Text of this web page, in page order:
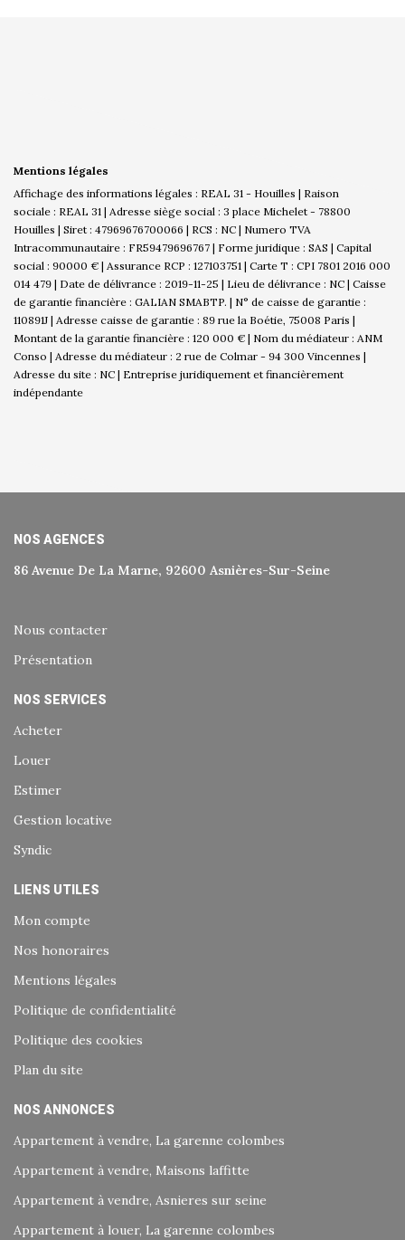
Mentions légales
Affichage des informations légales : REAL 31 - Houilles | Raison
sociale : REAL 31 | Adresse siège social : 3 place Michelet - 78800
Houilles | Siret : 47969676700066 | RCS : NC | Numero TVA
Intracommunautaire : FR59479696767 | Forme juridique : SAS | Capital
social : 90000 € | Assurance RCP : 127103751 | Carte T : CPI 7801 2016 000
014 479 | Date de délivrance : 2019-11-25 | Lieu de délivrance : NC | Caisse
de garantie financière : GALIAN SMABTP. | N° de caisse de garantie :
110891J | Adresse caisse de garantie : 89 rue la Boétie, 75008 Paris |
Montant de la garantie financière : 120 000 € | Nom du médiateur : ANM
Conso | Adresse du médiateur : 2 rue de Colmar - 94 300 Vincennes |
Adresse du site : NC | Entreprise juridiquement et financièrement
indépendante
NOS AGENCES
86 Avenue De La Marne, 92600 Asnières-Sur-Seine
Nous contacter
Présentation
NOS SERVICES
Acheter
Louer
Estimer
Gestion locative
Syndic
LIENS UTILES
Mon compte
Nos honoraires
Mentions légales
Politique de confidentialité
Politique des cookies
Plan du site
NOS ANNONCES
Appartement à vendre, La garenne colombes
Appartement à vendre, Maisons laffitte
Appartement à vendre, Asnieres sur seine
Appartement à louer, La garenne colombes